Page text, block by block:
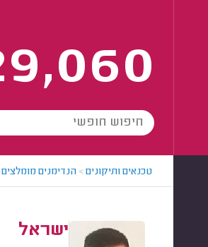
טכנאים ותיקונים> הנדימנים מומלצים
ישראל